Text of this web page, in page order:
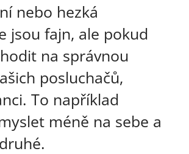
nebo hezká
jsou fajn, ale pokud
na správnou
posluchačů,
To například
méně na sebe a